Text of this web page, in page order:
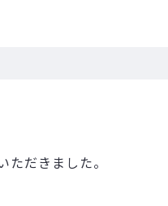
だきました。